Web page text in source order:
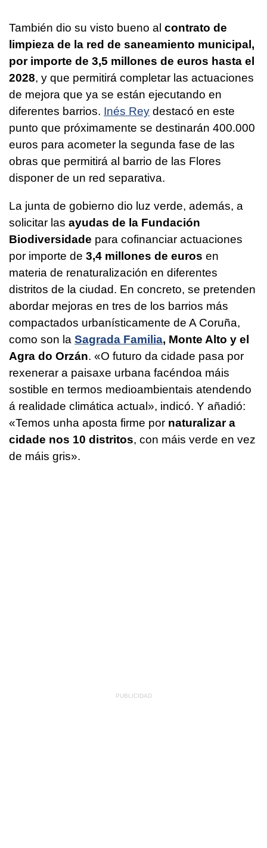
También dio su visto bueno al contrato de
limpieza de la red de saneamiento municipal,
por importe de 3,5 millones de euros hasta el
2028, y que permitirá completar las actuaciones
de mejora que ya se están ejecutando en
diferentes barrios. Inés Rey destacó en este
punto que próximamente se destinarán 400.000
euros para acometer la segunda fase de las
obras que permitirá al barrio de las Flores
disponer de un red separativa.
La junta de gobierno dio luz verde, además, a
solicitar las ayudas de la Fundación
Biodiversidade para cofinanciar actuaciones
por importe de 3,4 millones de euros en
materia de renaturalización en diferentes
distritos de la ciudad. En concreto, se pretenden
abordar mejoras en tres de los barrios más
compactados urbanísticamente de A Coruña,
como son la Sagrada Familia, Monte Alto y el
Agra do Orzán. «O futuro da cidade pasa por
rexenerar a paisaxe urbana facéndoa máis
sostible en termos medioambientais atendendo
á realidade climática actual», indicó. Y añadió:
«Temos unha aposta firme por naturalizar a
cidade nos 10 distritos, con máis verde en vez
de máis gris».